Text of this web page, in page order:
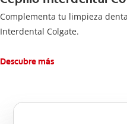
Complementa tu limpieza
Interdental Colgate.
Descubre más